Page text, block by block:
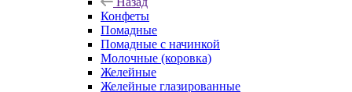
Конфеты
Помадные
Помадные с начинкой
Молочные (коровка)
Желейные
Желейные глазированные